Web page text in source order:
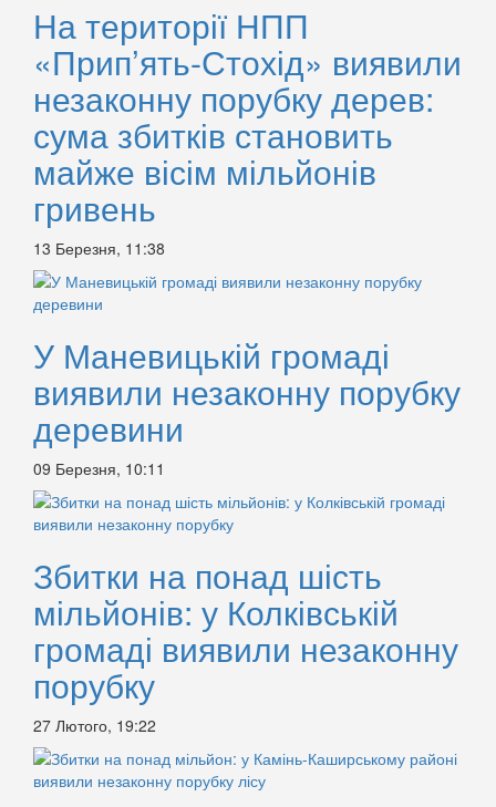
На території НПП
«Прип’ять-Стохід» виявили
незаконну порубку дерев:
сума збитків становить
майже вісім мільйонів
гривень
13 Березня, 11:38
У Маневицькій громаді
виявили незаконну порубку
деревини
09 Березня, 10:11
Збитки на понад шість
мільйонів: у Колківській
громаді виявили незаконну
порубку
27 Лютого, 19:22